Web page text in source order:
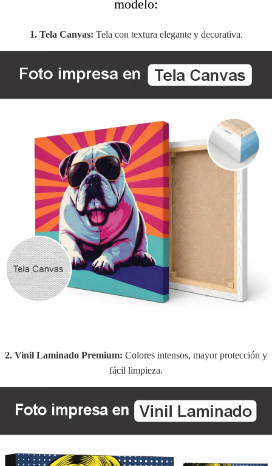
modelo:
1. Tela Canvas: Tela con textura elegante y decorativa.
2. Vinil Laminado Premium: Colores intensos, mayor protección y
fácil limpieza.